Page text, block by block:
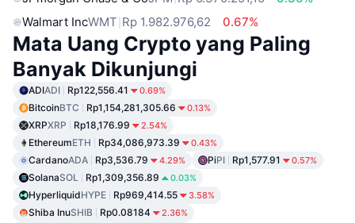
Walmart IncWMT Rp 1.982.976,62 0.67%
Mata Uang Crypto yang Paling
Banyak Dikunjungi
ADIADI Rp122,556.41 0.69%
BitcoinBTC Rp1,154,281,305.66 0.13%
XRPXRP Rp18,176.99 2.54%
EthereumETH Rp34,086,973.39 0.43%
CardanoADA Rp3,536.79 4.29% PiPI Rp1,577.91 0.57%
SolanaSOL Rp1,309,356.89 0.03%
HyperliquidHYPE Rp969,414.55 3.58%
Shiba InuSHIB Rp0.08184 2.36%